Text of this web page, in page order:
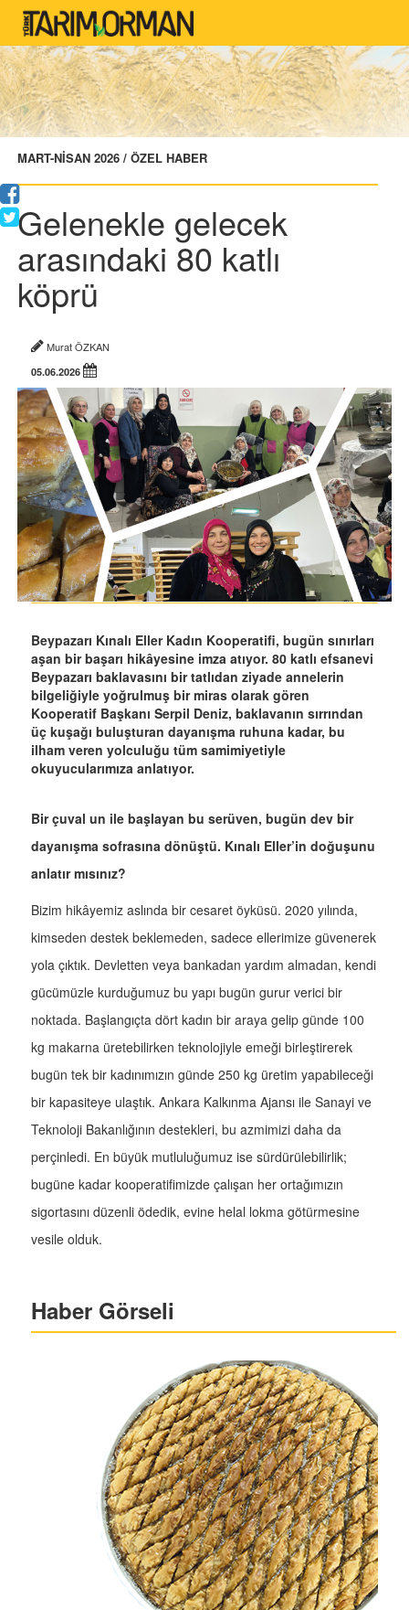
MART-NİSAN 2026 / ÖZEL HABER
Gelenekle gelecek
arasındaki 80 katlı
köprü
Murat ÖZKAN
05.06.2026
Beypazarı Kınalı Eller Kadın Kooperatifi, bugün sınırları
aşan bir başarı hikâyesine imza atıyor. 80 katlı efsanevi
Beypazarı baklavasını bir tatlıdan ziyade annelerin
bilgeliğiyle yoğrulmuş bir miras olarak gören
Kooperatif Başkanı Serpil Deniz, baklavanın sırrından
üç kuşağı buluşturan dayanışma ruhuna kadar, bu
ilham veren yolculuğu tüm samimiyetiyle
okuyucularımıza anlatıyor.
Bir çuval un ile başlayan bu serüven, bugün dev bir
dayanışma sofrasına dönüştü. Kınalı Eller’in doğuşunu
anlatır mısınız?
Bizim hikâyemiz aslında bir cesaret öyküsü. 2020 yılında,
kimseden destek beklemeden, sadece ellerimize güvenerek
yola çıktık. Devletten veya bankadan yardım almadan, kendi
gücümüzle kurduğumuz bu yapı bugün gurur verici bir
noktada. Başlangıçta dört kadın bir araya gelip günde 100
kg makarna üretebilirken teknolojiyle emeği birleştirerek
bugün tek bir kadınımızın günde 250 kg üretim yapabileceği
bir kapasiteye ulaştık. Ankara Kalkınma Ajansı ile Sanayi ve
Teknoloji Bakanlığının destekleri, bu azmimizi daha da
perçinledi. En büyük mutluluğumuz ise sürdürülebilirlik;
bugüne kadar kooperatifimizde çalışan her ortağımızın
sigortasını düzenli ödedik, evine helal lokma götürmesine
vesile olduk.
Haber Görseli